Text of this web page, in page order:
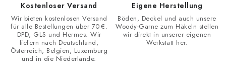
Kostenloser Versand
Wir bieten kostenlosen Versand
für alle Bestellungen über 70 €.
DPD, GLS und Hermes. Wir
liefern nach Deutschland,
Österreich, Belgien, Luxemburg
und in die Niederlande.
Eigene Herstellung
Böden, Deckel und auch unsere
Woody-Garne zum Häkeln stellen
wir direkt in unserer eigenen
Werkstatt her.